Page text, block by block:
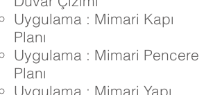
Uygulama : Mimari Kapı
Planı
Uygulama : Mimari Pencere
Planı
Uygulama : Mimari Yapı